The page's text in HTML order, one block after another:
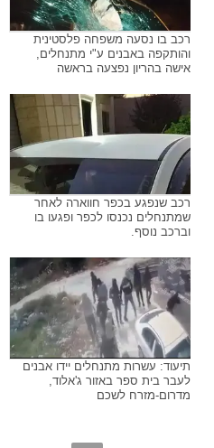
רכב בו נסעה משפחה פלסטינית
והותקפה באבנים ע"י מתנחלים,
אישה בהריון נפצעה בראשה
רכב שנפגע בכפר חווארה לאחר
שמתנחלים נכנסו לכפר ופגעו בו
וברכב נוסף.
תיעוד: עשרות מתנחלים יידו אבנים
לעבר בית ספר באזור ג'אלוד,
מדרום-מזרח לשכם